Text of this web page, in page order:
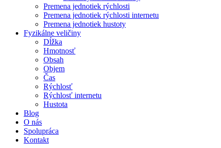
Premena jednotiek rýchlosti
Premena jednotiek rýchlosti internetu
Premena jednotiek hustoty
Fyzikálne veličiny
Dĺžka
Hmotnosť
Obsah
Objem
Čas
Rýchlosť
Rýchlosť internetu
Hustota
Blog
O nás
Spolupráca
Kontakt